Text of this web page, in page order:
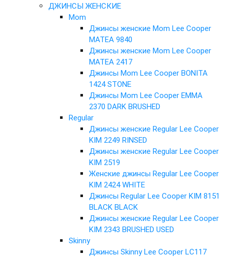
ДЖИНСЫ ЖЕНСКИЕ
Mom
Джинсы женские Mom Lee Cooper
MATEA 9840
Джинсы женские Mom Lee Cooper
MATEA 2417
Джинсы Mom Lee Cooper BONITA
1424 STONE
Джинсы Mom Lee Cooper EMMA
2370 DARK BRUSHED
Regular
Джинсы женские Regular Lee Cooper
KIM 2249 RINSED
Джинсы женские Regular Lee Cooper
KIM 2519
Женские джинсы Regular Lee Cooper
KIM 2424 WHITE
Джинсы Regular Lee Cooper KIM 8151
BLACK BLACK
Джинсы женские Regular Lee Cooper
KIM 2343 BRUSHED USED
Skinny
Джинсы Skinny Lee Cooper LC117